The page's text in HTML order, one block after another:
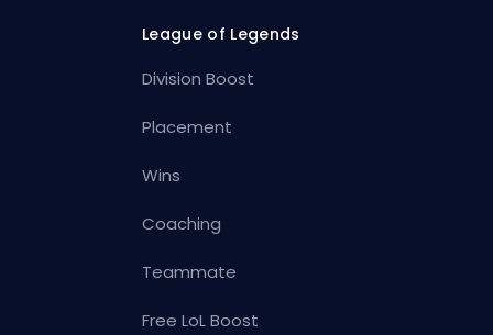
League of Legends
Division Boost
Placement
Wins
Coaching
Teammate
Free LoL Boost